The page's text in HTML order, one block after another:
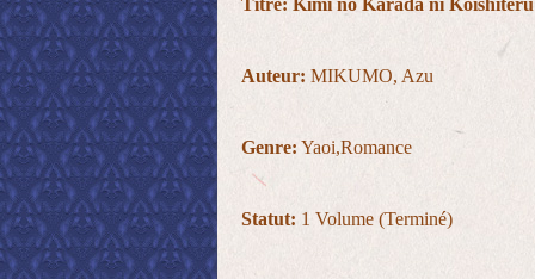
Titre: Kimi no Karada ni Koishiteru
Auteur: MIKUMO, Azu
Genre: Yaoi,Romance
Statut: 1 Volume (Terminé)